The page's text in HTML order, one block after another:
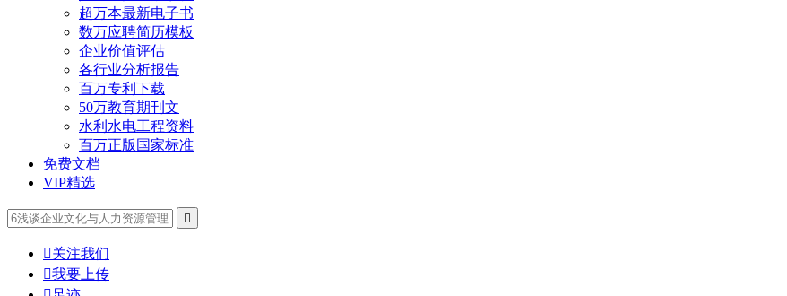
超万本最新电子书
数万应聘简历模板
企业价值评估
各行业分析报告
百万专利下载
50万教育期刊文
水利水电工程资料
百万正版国家标准
免费文档
VIP精选

关注我们
我要上传